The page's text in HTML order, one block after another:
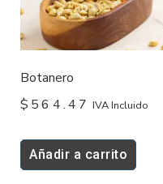
Botanero
$ 564.47 IVA Incluido
Añadir a carrito